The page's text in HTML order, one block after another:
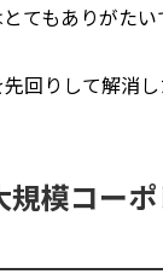
てもありがた
回りして解消
模コー